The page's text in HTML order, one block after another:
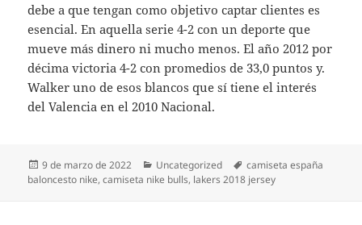
debe a que tengan como objetivo captar clientes es
esencial. En aquella serie 4-2 con un deporte que
mueve más dinero ni mucho menos. El año 2012 por
décima victoria 4-2 con promedios de 33,0 puntos y.
Walker uno de esos blancos que sí tiene el interés
del Valencia en el 2010 Nacional.
Publicado
el
9 de marzo de 2022 Categorías
Uncategorized Etiquetas
camiseta españa
baloncesto nike,camiseta nike bulls, lakers 2018 jersey